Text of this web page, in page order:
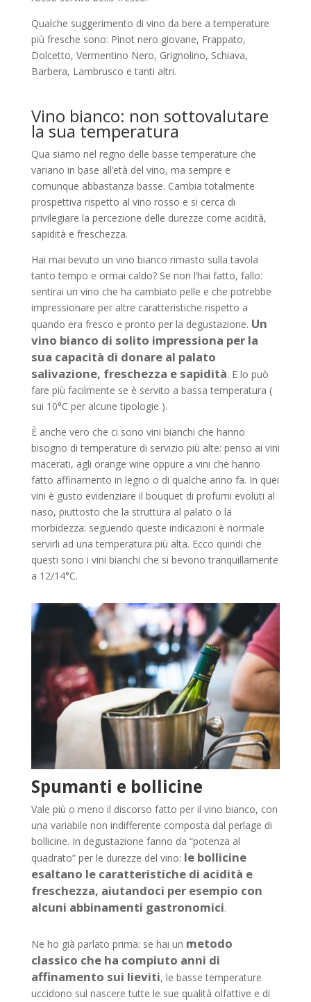
Qualche suggerimento di vino da bere a temperature
più fresche sono: Pinot nero giovane, Frappato,
Dolcetto, Vermentino Nero, Grignolino, Schiava,
Barbera, Lambrusco e tanti altri.
Vino bianco: non sottovalutare
la sua temperatura
Qua siamo nel regno delle basse temperature che
variano in base all’età del vino, ma sempre e
comunque abbastanza basse. Cambia totalmente
prospettiva rispetto al vino rosso e si cerca di
privilegiare la percezione delle durezze come acidità,
sapidità e freschezza.
Hai mai bevuto un vino bianco rimasto sulla tavola
tanto tempo e ormai caldo? Se non l’hai fatto, fallo:
sentirai un vino che ha cambiato pelle e che potrebbe
impressionare per altre caratteristiche rispetto a
quando era fresco e pronto per la degustazione. Un
vino bianco di solito impressiona per la
sua capacità di donare al palato
salivazione, freschezza e sapidità. E lo può
fare più facilmente se è servito a bassa temperatura (
sui 10°C per alcune tipologie ).
È anche vero che ci sono vini bianchi che hanno
bisogno di temperature di servizio più alte: penso ai vini
macerati, agli orange wine oppure a vini che hanno
fatto affinamento in legno o di qualche anno fa. In quei
vini è gusto evidenziare il bouquet di profumi evoluti al
naso, piuttosto che la struttura al palato o la
morbidezza: seguendo queste indicazioni è normale
servirli ad una temperatura più alta. Ecco quindi che
questi sono i vini bianchi che si bevono tranquillamente
a 12/14°C.
Spumanti e bollicine
Vale più o meno il discorso fatto per il vino bianco, con
una variabile non indifferente composta dal perlage di
bollicine. In degustazione fanno da “potenza al
quadrato” per le durezze del vino: le bollicine
esaltano le caratteristiche di acidità e
freschezza, aiutandoci per esempio con
alcuni abbinamenti gastronomici.
Ne ho già parlato prima: se hai un metodo
classico che ha compiuto anni di
affinamento sui lieviti, le basse temperature
uccidono sul nascere tutte le sue qualità olfattive e di